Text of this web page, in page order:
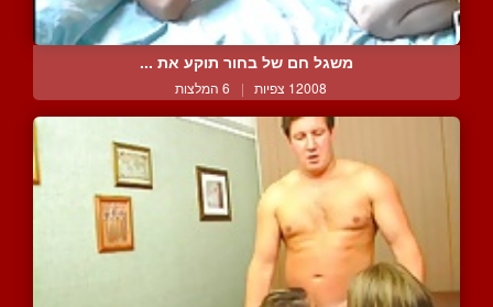
משגל חם של בחור תוקע את ...
12008 צפיות | 6 המלצות